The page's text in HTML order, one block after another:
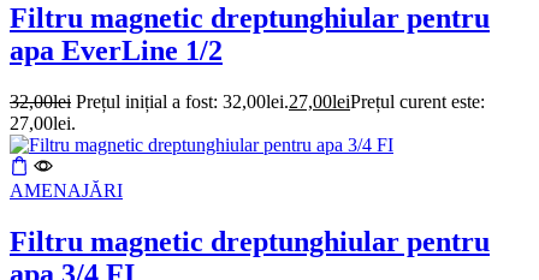
Filtru magnetic dreptunghiular pentru
apa EverLine 1/2
32,00lei Prețul inițial a fost: 32,00lei.27,00leiPrețul curent este:
27,00lei.
AMENAJĂRI
Filtru magnetic dreptunghiular pentru
apa 3/4 FI